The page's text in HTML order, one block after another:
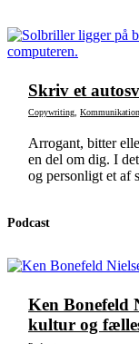
Skriv et
Copywriting Kommunikation
Arrogant, bitter
en del om dig. I
og personligt et af
Podcast
Ken Bonefeld
kultur og